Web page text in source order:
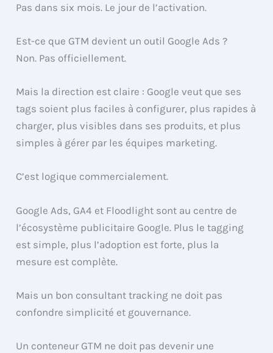
Pas dans six mois. Le jour de l’activation.
Est-ce que GTM devient un outil Google Ads ?
Non. Pas officiellement.
Mais la direction est claire : Google veut que ses
tags soient plus faciles à configurer, plus rapides à
charger, plus visibles dans ses produits, et plus
simples à gérer par les équipes marketing.
C’est logique commercialement.
Google Ads, GA4 et Floodlight sont au centre de
l’écosystème publicitaire Google. Plus le tagging
est simple, plus l’adoption est forte, plus la
mesure est complète.
Mais un bon consultant tracking ne doit pas
confondre simplicité et gouvernance.
Un conteneur GTM ne doit pas devenir une